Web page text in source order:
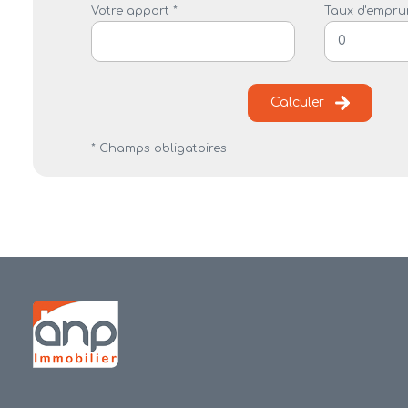
Votre apport * Taux
Calculer
* Champs obligatoires